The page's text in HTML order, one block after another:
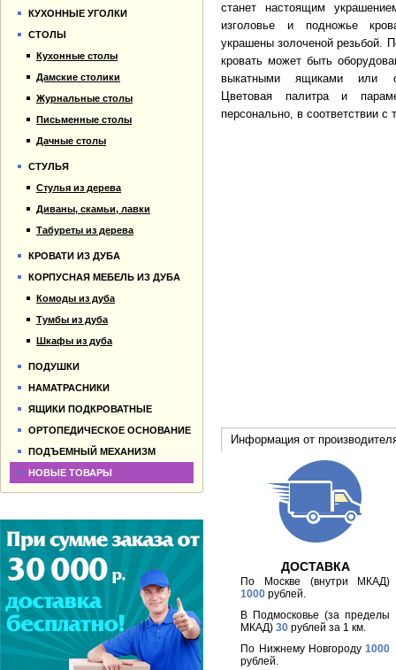
станет настоящим
изголовье и подножье
украшены золоченой резьбой.
кровать может быть
выкатными ящиками или
Цветовая палитра и
персонально, в соответствии с
Информация от
ДОСТАВКА
По Москве (внутри МКАД)
1000 рублей.
В Подмосковье (за пределы
МКАД)30 рублей за 1 км.
По Нижнему Новгороду1000
рублей.
КУХОННЫЕ УГОЛКИ
СТОЛЫ
Кухонные столы
Дамские столики
Журнальные столы
Письменные столы
Дачные столы
СТУЛЬЯ
Стулья из дерева
Диваны, скамьи, лавки
Табуреты из дерева
КРОВАТИ ИЗ ДУБА
КОРПУСНАЯ МЕБЕЛЬ ИЗ ДУБА
Комоды из дуба
Тумбы из дуба
Шкафы из дуба
ПОДУШКИ
НАМАТРАСНИКИ
ЯЩИКИ ПОДКРОВАТНЫЕ
ОРТОПЕДИЧЕСКОЕ ОСНОВАНИЕ
ПОДЪЕМНЫЙ МЕХАНИЗМ
НОВЫЕ ТОВАРЫ